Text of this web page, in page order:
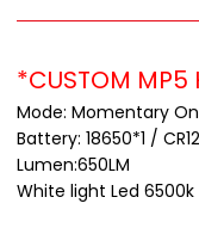
*CUSTOM
Mode: Momentary
Battery: 18650*1 /
Lumen:650LM
White light Led 6500k